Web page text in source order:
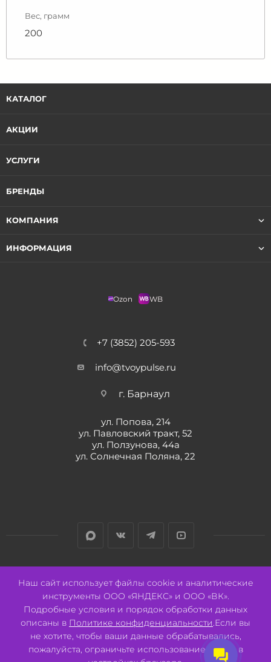
Вес, грамм
200
КАТАЛОГ
АКЦИИ
УСЛУГИ
БРЕНДЫ
КОМПАНИЯ
ИНФОРМАЦИЯ
Ozon WB
+7 (3852) 205-593
info@tvoypulse.ru
г. Барнаул
ул. Попова, 214
ул. Павловский тракт, 52
ул. Ползунова, 44а
ул. Солнечная Поляна, 22
2026 © ООО "СВК"/ 656064 г. Барнаул, ул. Павловский тракт, 52.
ИНН 2221130516 ОГРН 1082221000531.
Разработано:Авалон
Наш сайт использует файлы cookie и аналитические
инструменты ООО «ЯНДЕКС» и ООО «ВК».
Подробные условия и порядок обработки данных
описаны в Политике конфиденциальности.Если вы
не хотите, чтобы ваши данные обрабатывались,
пожалуйста, ограничьте использование cookie в